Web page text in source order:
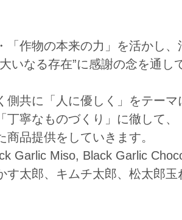
作物の本来の力」を活かし
いなる存在”に感謝の念を通し
共に「人に優しく」をテー
丁寧なものづくり」に徹して
品提供をしていきます。
Garlic Miso, Black Garlic
す太郎、キムチ太郎、松太郎